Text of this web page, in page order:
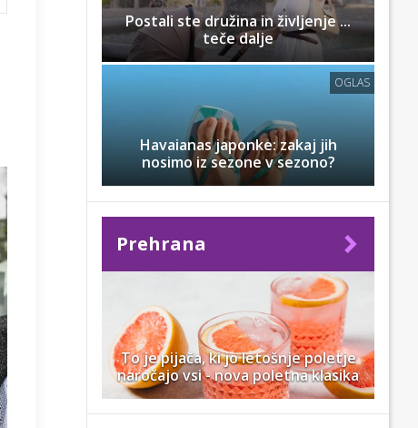
Postali ste družina in življenje ...
teče dalje
OGLAS
Havaianas japonke: zakaj jih
nosimo iz sezone v sezono?
Prehrana
To je pijača, ki jo letošnje poletje
naročajo vsi - nova poletna klasika